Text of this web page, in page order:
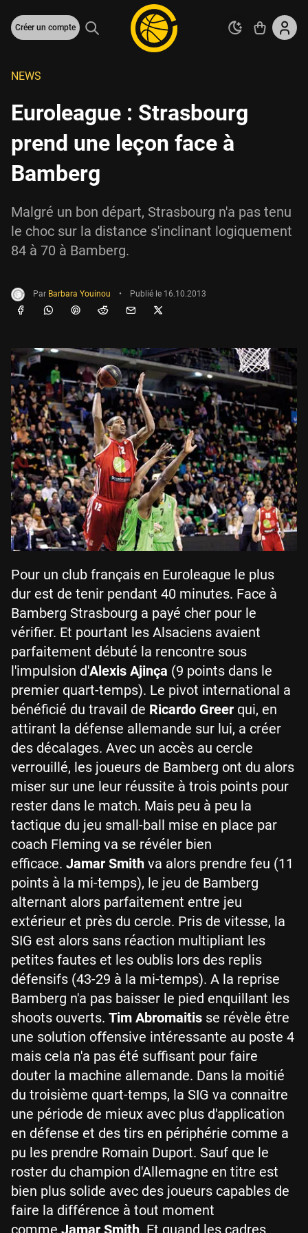
Créer un compte
NEWS
Euroleague : Strasbourg
prend une leçon face à
Bamberg
Malgré un bon départ, Strasbourg n'a pas tenu
le choc sur la distance s'inclinant logiquement
84 à 70 à Bamberg.
Par Barbara Youinou • Publié le 16.10.2013
Pour un club français en Euroleague le plus
dur est de tenir pendant 40 minutes. Face à
Bamberg Strasbourg a payé cher pour le
vérifier. Et pourtant les Alsaciens avaient
parfaitement débuté la rencontre sous
l'impulsion d'Alexis Ajinça (9 points dans le
premier quart-temps). Le pivot international a
bénéficié du travail de Ricardo Greer qui, en
attirant la défense allemande sur lui, a créer
des décalages. Avec un accès au cercle
verrouillé, les joueurs de Bamberg ont du alors
miser sur une leur réussite à trois points pour
rester dans le match. Mais peu à peu la
tactique du jeu small-ball mise en place par
coach Fleming va se révéler bien
efficace. Jamar Smith va alors prendre feu (11
points à la mi-temps), le jeu de Bamberg
alternant alors parfaitement entre jeu
extérieur et près du cercle. Pris de vitesse, la
SIG est alors sans réaction multipliant les
petites fautes et les oublis lors des replis
défensifs (43-29 à la mi-temps). A la reprise
Bamberg n'a pas baisser le pied enquillant les
shoots ouverts. Tim Abromaitis se révèle être
une solution offensive intéressante au poste 4
mais cela n'a pas été suffisant pour faire
douter la machine allemande. Dans la moitié
du troisième quart-temps, la SIG va connaitre
une période de mieux avec plus d'application
en défense et des tirs en périphérie comme a
pu les prendre Romain Duport. Sauf que le
roster du champion d'Allemagne en titre est
bien plus solide avec des joueurs capables de
faire la différence à tout moment